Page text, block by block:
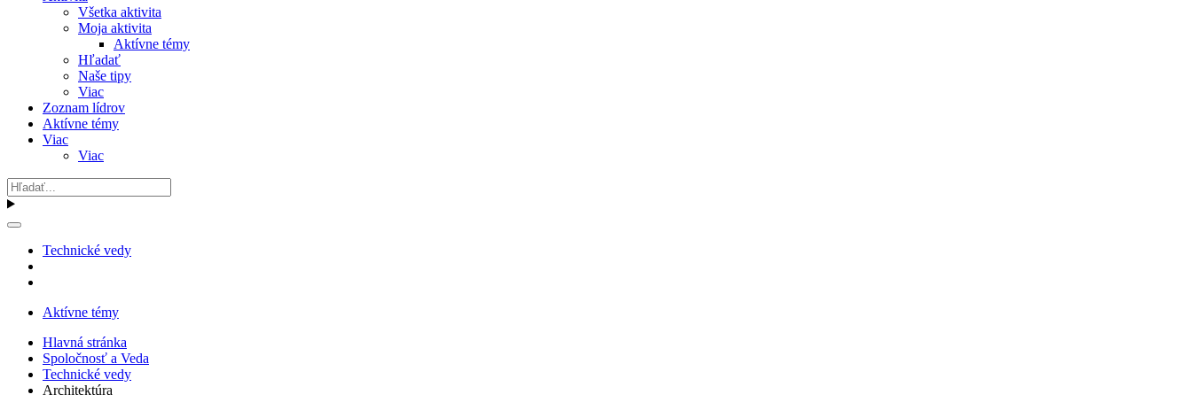
Všetka aktivita
Moja aktivita
Aktívne témy
Hľadať
Naše tipy
Viac
Zoznam lídrov
Aktívne témy
Viac
Viac
Technické vedy
Aktívne témy
Hlavná stránka
Spoločnosť a Veda
Technické vedy
Architektúra